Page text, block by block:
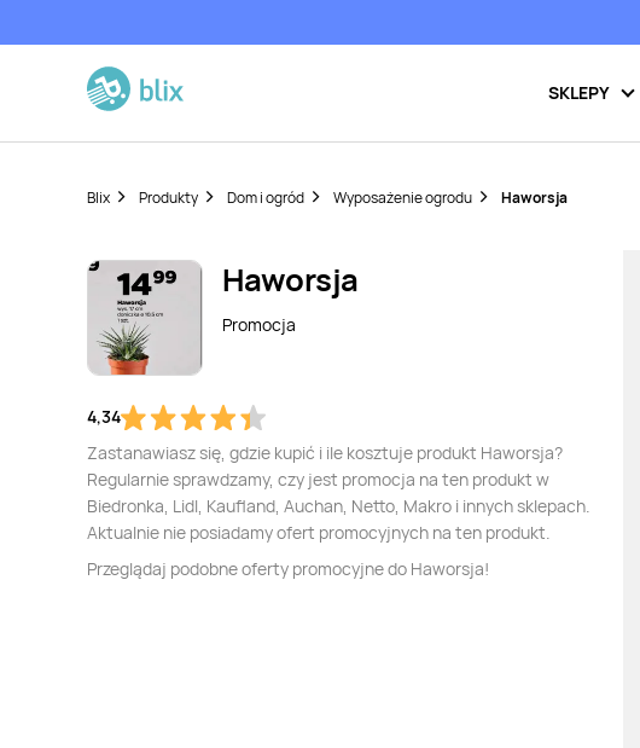
SKLEPY
Blix Produkty Dom i ogród Wyposażenie ogrodu Haworsja
Haworsja
Promocja
4,34
Zastanawiasz się, gdzie kupić i ile kosztuje produkt Haworsja?
Regularnie sprawdzamy, czy jest promocja na ten produkt w
Biedronka, Lidl, Kaufland, Auchan, Netto, Makro i innych sklepach.
Aktualnie nie posiadamy ofert promocyjnych na ten produkt.
Przeglądaj podobne oferty promocyjne do Haworsja!